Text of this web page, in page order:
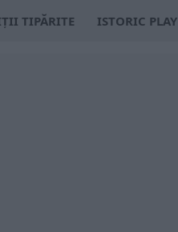
TIPĂRITE ISTORIC PLAY